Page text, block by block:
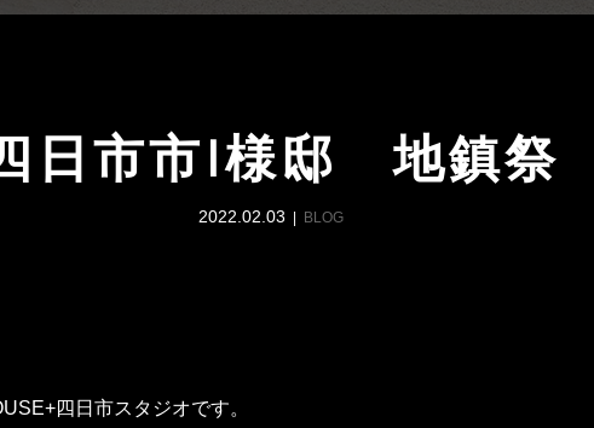
日市市I様邸 地鎮祭
2022.02.03 BLOG
四日市スタジオです。